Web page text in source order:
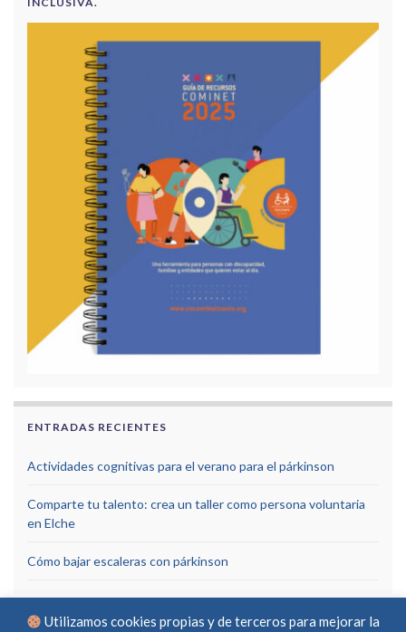
ENTRADAS RECIENTES
Actividades cognitivas para el verano para el párkinson
Comparte tu talento: crea un taller como persona voluntaria
en Elche
Cómo bajar escaleras con párkinson
Utilizamos cookies propias y de terceros para mejorar la